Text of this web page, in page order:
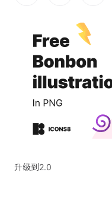
升级到2.0